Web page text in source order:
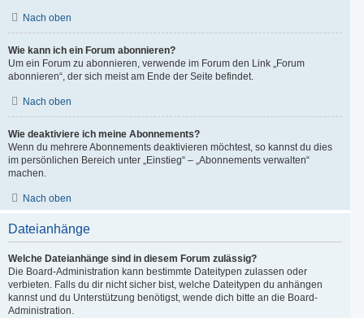
Nach oben
Wie kann ich ein Forum abonnieren?
Um ein Forum zu abonnieren, verwende im Forum den Link „Forum
abonnieren“, der sich meist am Ende der Seite befindet.
Nach oben
Wie deaktiviere ich meine Abonnements?
Wenn du mehrere Abonnements deaktivieren möchtest, so kannst du dies
im persönlichen Bereich unter „Einstieg“ – „Abonnements verwalten“
machen.
Nach oben
Dateianhänge
Welche Dateianhänge sind in diesem Forum zulässig?
Die Board-Administration kann bestimmte Dateitypen zulassen oder
verbieten. Falls du dir nicht sicher bist, welche Dateitypen du anhängen
kannst und du Unterstützung benötigst, wende dich bitte an die Board-
Administration.